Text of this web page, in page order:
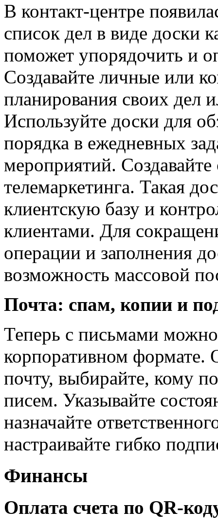
В контакт-центре
список дел в виде доски
поможет упорядочить и
Создавайте личные или
планирования своих дел
Используйте доски для
порядка в ежедневных
мероприятий.
телемаркетинга. Такая
клиентскую базу и
клиентами. Для
операции и заполнения
возможность массовой
Почта: спам, копии и
Теперь с письмами
корпоративном формате.
почту, выбирайте, кому
писем. Указывайте
назначайте
настраивайте гибко
Финансы
Оплата счета по QR-